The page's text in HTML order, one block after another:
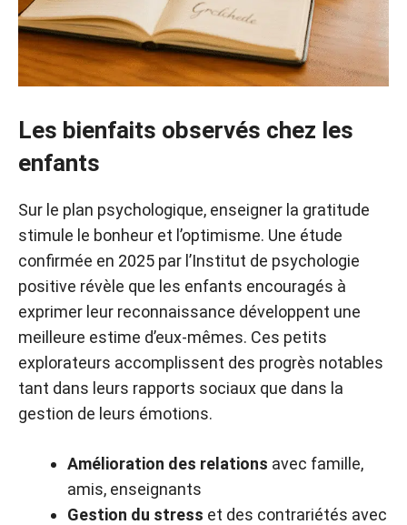
Les bienfaits observés chez les
enfants
Sur le plan psychologique, enseigner la gratitude
stimule le bonheur et l’optimisme. Une étude
confirmée en 2025 par l’Institut de psychologie
positive révèle que les enfants encouragés à
exprimer leur reconnaissance développent une
meilleure estime d’eux-mêmes. Ces petits
explorateurs accomplissent des progrès notables
tant dans leurs rapports sociaux que dans la
gestion de leurs émotions.
Amélioration des relations avec famille,
amis, enseignants
Gestion du stress et des contrariétés avec